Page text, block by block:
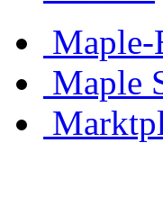
Maple-
Maple